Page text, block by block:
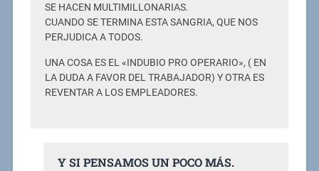
SE HACEN MULTIMILLONARIAS.
CUANDO SE TERMINA ESTA SANGRIA, QUE NOS
PERJUDICA A TODOS.
UNA COSA ES EL «INDUBIO PRO OPERARIO», ( EN
LA DUDA A FAVOR DEL TRABAJADOR) Y OTRA ES
REVENTAR A LOS EMPLEADORES.
Y SI PENSAMOS UN POCO MÁS.